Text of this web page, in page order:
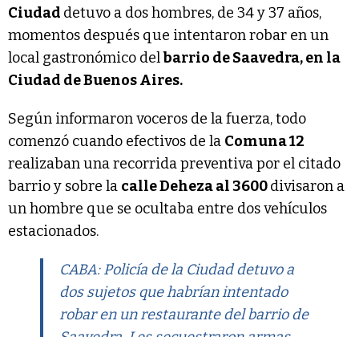
Ciudad detuvo a dos hombres, de 34 y 37 años,
momentos después que intentaron robar en un
local gastronómico delbarrio de Saavedra, en la
Ciudad de Buenos Aires.
Según informaron voceros de la fuerza, todo
comenzó cuando efectivos de la Comuna 12
realizaban una recorrida preventiva por el citado
barrio y sobre la calle Deheza al 3600divisaron a
un hombre que se ocultaba entre dos vehículos
estacionados.
CABA: Policía de la Ciudad detuvo a
dos sujetos que habrían intentado
robar en un restaurante del barrio de